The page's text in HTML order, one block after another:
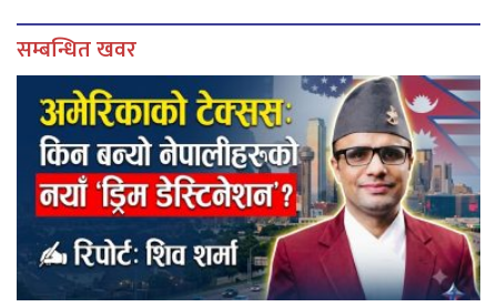
सम्बन्धित खवर